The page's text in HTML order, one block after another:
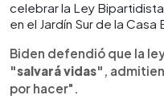
celebrar la Ley
en el Jardín Sur de la Casa
Biden defendió que la
"salvará vidas" ,
por hacer".